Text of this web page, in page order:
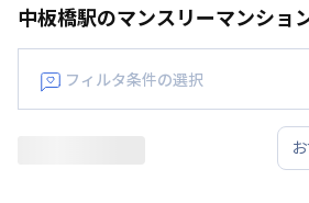
中板橋駅のマンスリーマンショ
フィルタ条件の選択